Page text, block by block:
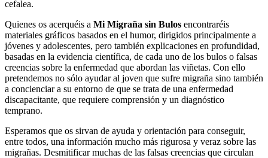
cefalea.
Quienes os acerquéis a Mi Migraña sin Bulos encontraréis
materiales gráficos basados en el humor, dirigidos principalmente a
jóvenes y adolescentes, pero también explicaciones en profundidad,
basadas en la evidencia científica, de cada uno de los bulos o falsas
creencias sobre la enfermedad que abordan las viñetas. Con ello
pretendemos no sólo ayudar al joven que sufre migraña sino también
a concienciar a su entorno de que se trata de una enfermedad
discapacitante, que requiere comprensión y un diagnóstico
temprano.
Esperamos que os sirvan de ayuda y orientación para conseguir,
entre todos, una información mucho más rigurosa y veraz sobre las
migrañas. Desmitificar muchas de las falsas creencias que circulan